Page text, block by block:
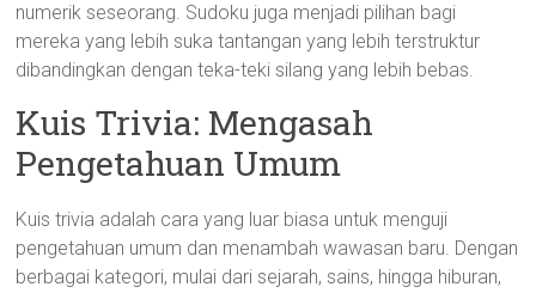
numerik seseorang. Sudoku juga menjadi pilihan bagi
mereka yang lebih suka tantangan yang lebih terstruktur
dibandingkan dengan teka-teki silang yang lebih bebas.
Kuis Trivia: Mengasah
Pengetahuan Umum
Kuis trivia adalah cara yang luar biasa untuk menguji
pengetahuan umum dan menambah wawasan baru. Dengan
berbagai kategori, mulai dari sejarah, sains, hingga hiburan,